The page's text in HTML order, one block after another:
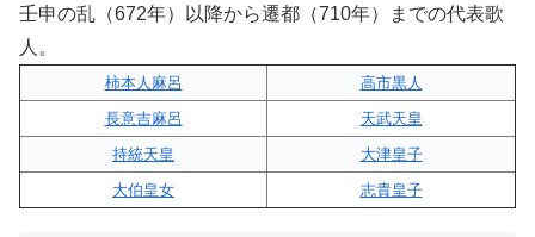
壬申の乱（672年）以降から遷都（710年）までの代表歌
人。
柿本人麻呂
高市黒人
長意吉麻呂
天武天皇
持統天皇
大津皇子
大伯皇女
志貴皇子